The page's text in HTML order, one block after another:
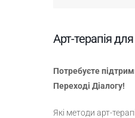
Арт-терапія
Потребуєте
Переході Діалогу!
Які методи арт-